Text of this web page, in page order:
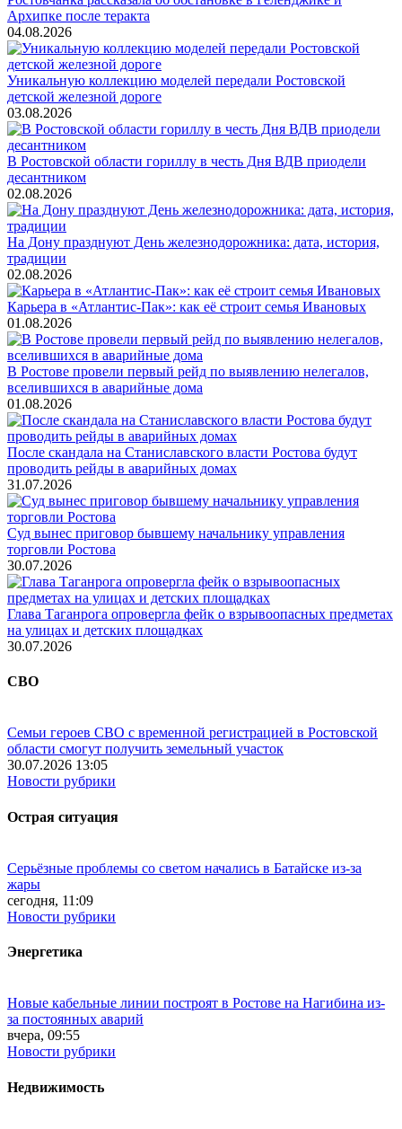
Архипке после теракта
04.08.2026
Уникальную коллекцию моделей передали Ростовской
детской железной дороге
03.08.2026
В Ростовской области гориллу в честь Дня ВДВ приодели
десантником
02.08.2026
На Дону празднуют День железнодорожника: дата, история,
традиции
02.08.2026
Карьера в «Атлантис-Пак»: как её строит семья Ивановых
01.08.2026
В Ростове провели первый рейд по выявлению нелегалов,
вселившихся в аварийные дома
01.08.2026
После скандала на Станиславского власти Ростова будут
проводить рейды в аварийных домах
31.07.2026
Суд вынес приговор бывшему начальнику управления
торговли Ростова
30.07.2026
Глава Таганрога опровергла фейк о взрывоопасных предметах
на улицах и детских площадках
30.07.2026
СВО
Семьи героев СВО с временной регистрацией в Ростовской
области смогут получить земельный участок
30.07.2026 13:05
Новости рубрики
Острая ситуация
Серьёзные проблемы со светом начались в Батайске из-за
жары
сегодня, 11:09
Новости рубрики
Энергетика
Новые кабельные линии построят в Ростове на Нагибина из-
за постоянных аварий
вчера, 09:55
Новости рубрики
Недвижимость